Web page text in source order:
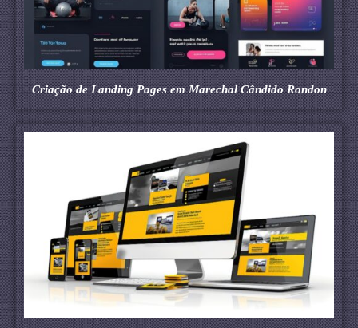
Criação de Landing Pages em Marechal Cândido Rondon